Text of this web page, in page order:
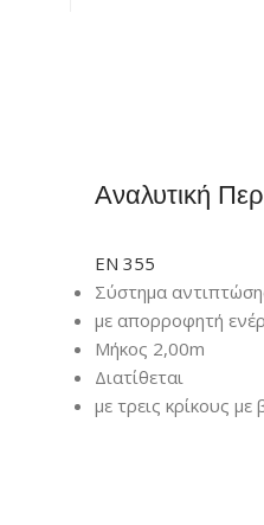
Αναλυτική
ΕΝ 355
Σύστημα
με απορροφητή
Μήκος 2,00m
Διατίθεται
με τρεις κρίκους με